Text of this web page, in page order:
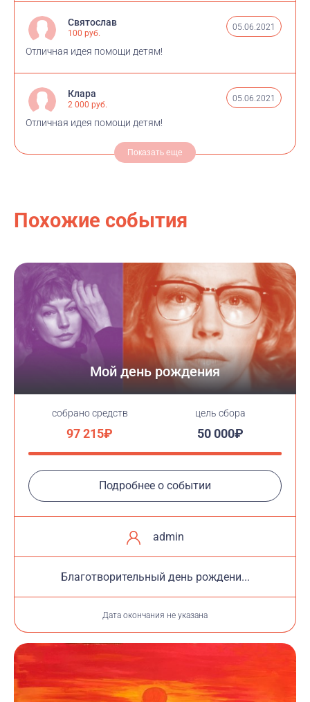
Святослав
100 руб.
05.06.2021
Отличная идея помощи детям!
Клара
2 000 руб.
05.06.2021
Отличная идея помощи детям!
Показать еще
Похожие события
Мой день рождения
cобрано средств
97 215₽
цель сбора
50 000₽
Подробнее о событии
admin
Благотворительный день рождени...
Дата окончания не указана